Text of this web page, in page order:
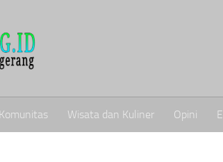
Komunitas Wisata dan Kuliner Opini